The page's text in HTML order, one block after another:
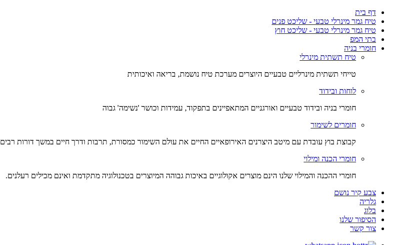
דף בית
טיח גמר מינרלי טבעי - שליכט פנים
טיח גמר מינרלי טבעי - שליכט חוץ
בתי המפ
חומרי בניה
טיח תשתית מינרלי
טייחי תשתית מינרליים טבעיים היוצרים מערכת טיח נושמת, בריאה ואיכותית
לוחות ובידוד
חומרי בניה ובידוד טבעיים ואורגניים המתאפיינים בתפקוד, עמידות וכושר 'נשימה' גבוה
חומרים לשימור
קבוצת בוץ עובדת עם מיטב היצרנים האירופאיים החיים את עולם השימור כמסורת, תרבות ודרך חיים במשך דורות רבים
חומרי הכנה ומילוי
חומרי ההכנה והמילוי שלנו הינם מוצרים אקולוגיים באיכות גבוהה המיוצרים בטכנולוגיה מתקדמת ואינם מכילים רעלנים.
צבע קיר נושם
גלריה
בלוג
הסיפור שלנו
צור קשר